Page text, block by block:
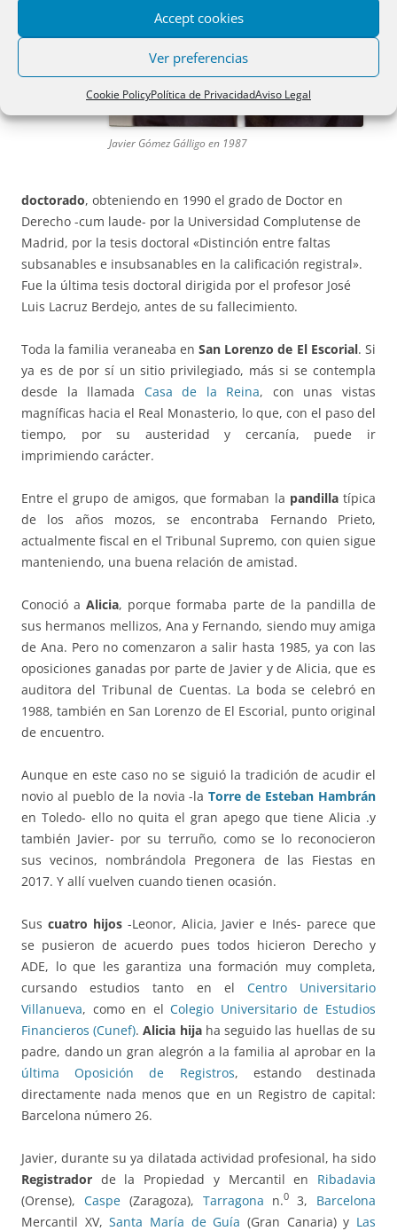
Accept cookies
Ver preferencias
Cookie PolicyPolítica de PrivacidadAviso Legal
Javier Gómez Gálligo en 1987
doctorado, obteniendo en 1990 el grado de Doctor en
Derecho -cum laude- por la Universidad Complutense de
Madrid, por la tesis doctoral «Distinción entre faltas
subsanables e insubsanables en la calificación registral».
Fue la última tesis doctoral dirigida por el profesor José
Luis Lacruz Berdejo, antes de su fallecimiento.
Toda la familia veraneaba en San Lorenzo de El Escorial. Si
ya es de por sí un sitio privilegiado, más si se contempla
desde la llamada Casa de la Reina, con unas vistas
magníficas hacia el Real Monasterio, lo que, con el paso del
tiempo, por su austeridad y cercanía, puede ir
imprimiendo carácter.
Entre el grupo de amigos, que formaban la pandillatípica
de los años mozos, se encontraba Fernando Prieto,
actualmente fiscal en el Tribunal Supremo, con quien sigue
manteniendo, una buena relación de amistad.
Conoció aAlicia, porque formaba parte de la pandilla de
sus hermanos mellizos, Ana y Fernando, siendo muy amiga
de Ana. Pero no comenzaron a salir hasta 1985, ya con las
oposiciones ganadas por parte de Javier y de Alicia, que es
auditora del Tribunal de Cuentas. La boda se celebró en
1988, también en San Lorenzo de El Escorial, punto original
de encuentro.
Aunque en este caso no se siguió la tradición de acudir el
novio al pueblo de la novia -laTorre de Esteban Hambrán
en Toledo- ello no quita el gran apego que tiene Alicia .y
también Javier- por su terruño, como se lo reconocieron
sus vecinos, nombrándola Pregonera de las Fiestas en
2017. Y allí vuelven cuando tienen ocasión.
Sus cuatro hijos-Leonor, Alicia, Javier e Inés- parece que
se pusieron de acuerdo pues todos hicieron Derecho y
ADE, lo que les garantiza una formación muy completa,
cursando estudios tanto en el Centro Universitario
Villanueva, como en elColegio Universitario de Estudios
Financieros (Cunef).Alicia hijaha seguido las huellas de su
padre, dando un gran alegrón a la familia al aprobar en la
última Oposición de Registros, estando destinada
directamente nada menos que en un Registro de capital:
Barcelona número 26.
Javier, durante su ya dilatada actividad profesional, ha sido
Registrador de la Propiedad y Mercantil en Ribadavia
(Orense), Caspe(Zaragoza), Tarragona n.0 3, Barcelona
Mercantil XV,Santa María de Guía (Gran Canaria) y Las